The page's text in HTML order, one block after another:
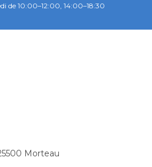
de 10:00–12:00, 14:00–18:30
Morteau